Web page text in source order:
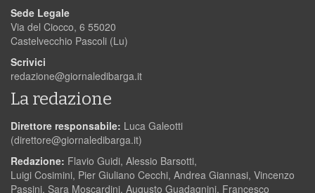
Sede Legale
Via del Ciocco, 6 55020
Castelvecchio Pascoli (Lu)
Scrivici
redazione@giornaledibarga.it
La redazione
Direttore responsabile: Luca Galeotti
(direttore@giornaledibarga.it)
Redazione: Flavio Guidi, Alessio Barsotti,
Luigi Cosimini, Pier Giuliano Cecchi, Andrea Giannasi, Vincenzo
Passini, Sara Moscardini, Augusto Guadagnini, Francesco